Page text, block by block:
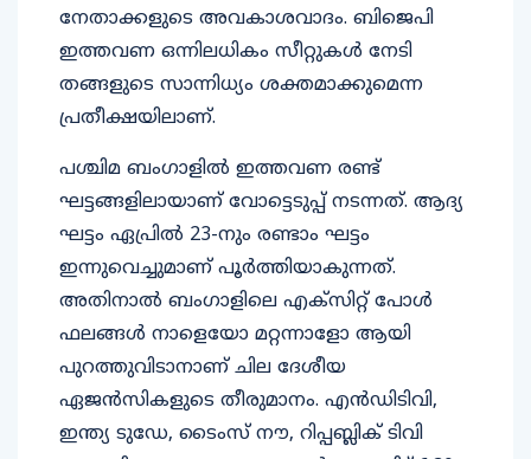
നേതാക്കളുടെ അവകാശവാദം. ബിജെപി
ഇത്തവണ ഒന്നിലധികം സീറ്റുകൾ നേടി
തങ്ങളുടെ സാന്നിധ്യം ശക്തമാക്കുമെന്ന
പ്രതീക്ഷയിലാണ്.
പശ്ചിമ ബംഗാളിൽ ഇത്തവണ രണ്ട്
ഘട്ടങ്ങളിലായാണ് വോട്ടെടുപ്പ് നടന്നത്. ആദ്യ
ഘട്ടം ഏപ്രിൽ 23-നും രണ്ടാം ഘട്ടം
ഇന്നുവെച്ചുമാണ് പൂർത്തിയാകുന്നത്.
അതിനാൽ ബംഗാളിലെ എക്സിറ്റ് പോൾ
ഫലങ്ങൾ നാളെയോ മറ്റന്നാളോ ആയി
പുറത്തുവിടാനാണ് ചില ദേശീയ
ഏജൻസികളുടെ തീരുമാനം. എൻഡിടിവി,
ഇന്ത്യ ടുഡേ, ടൈംസ് നൗ, റിപ്പബ്ലിക് ടിവി